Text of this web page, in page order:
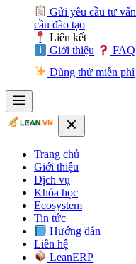
Gửi yêu cầu tư vấn
cầu đào tạo
Liên kết
Giới thiệu
FAQ
Dùng thử miễn phí
Trang chủ
Giới thiệu
Dịch vụ
Khóa học
Ecosystem
Tin tức
Hướng dẫn
Liên hệ
LeanERP